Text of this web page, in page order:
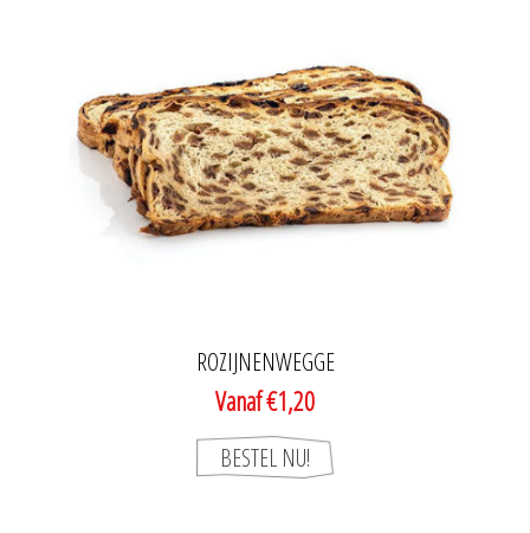
ROZIJNENWEGGE
Vanaf €1,20